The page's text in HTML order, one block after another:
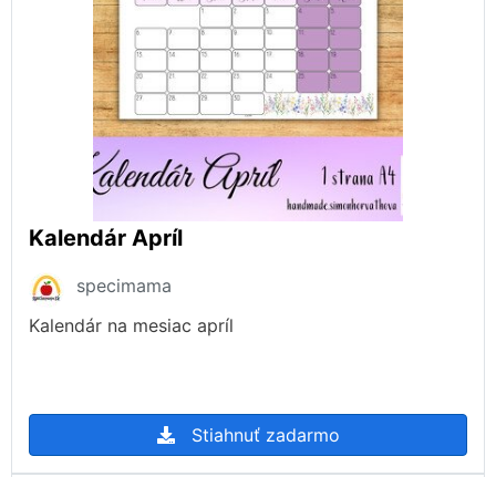
Kalendár Apríl
specimama
Kalendár na mesiac apríl
Stiahnuť zadarmo